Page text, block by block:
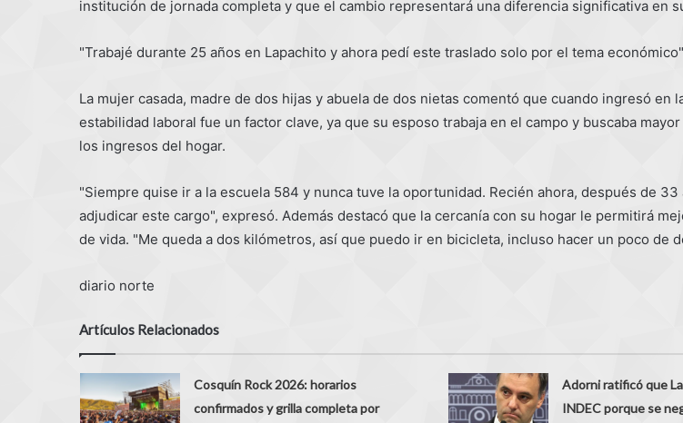
institución de jornada completa y que el cambio representará una diferencia significativa en
"Trabajé durante 25 años en Lapachito y ahora pedí este traslado solo por el tema
La mujer casada, madre de dos hijas y abuela de dos nietas comentó que cuando ingresó en
estabilidad laboral fue un factor clave, ya que su esposo trabaja en el campo y buscaba
los ingresos del hogar.
"Siempre quise ir a la escuela 584 y nunca tuve la oportunidad. Recién ahora, después de 33
adjudicar este cargo", expresó. Además destacó que la cercanía con su hogar le permitirá
de vida. "Me queda a dos kilómetros, así que puedo ir en bicicleta, incluso hacer un poco de
diario norte
Artículos Relacionados
Cosquín Rock 2026: horarios
confirmados y grilla completa por
Adorni ratificó que
INDEC porque se